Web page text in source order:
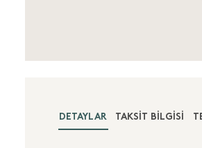
DETAYLAR TAKSIT BILGISI